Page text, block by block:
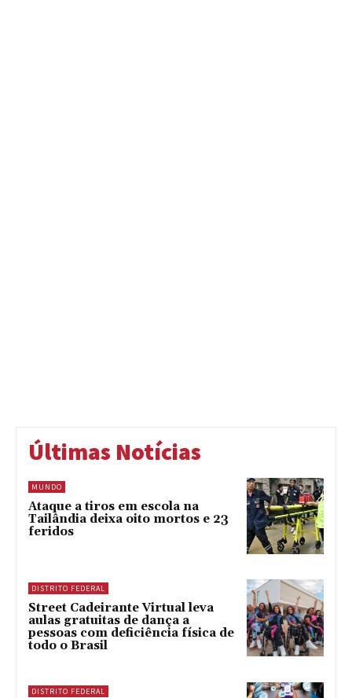
Últimas Notícias
MUNDO
Ataque a tiros em escola na
Tailândia deixa oito mortos e 23
feridos
DISTRITO FEDERAL
Street Cadeirante Virtual leva
aulas gratuitas de dança a
pessoas com deficiência física de
todo o Brasil
DISTRITO FEDERAL